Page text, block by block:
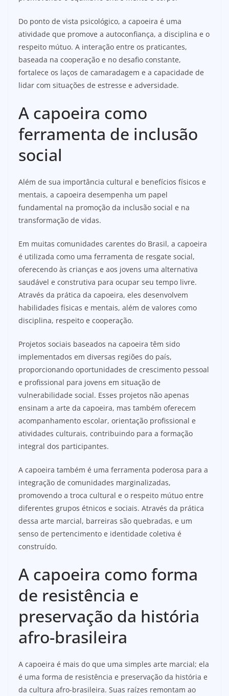
Do ponto de vista psicológico, a capoeira é uma
atividade que promove a autoconfiança, a disciplina e o
respeito mútuo. A interação entre os praticantes,
baseada na cooperação e no desafio constante,
fortalece os laços de camaradagem e a capacidade de
lidar com situações de estresse e adversidade.
A capoeira como
ferramenta de inclusão
social
Além de sua importância cultural e benefícios físicos e
mentais, a capoeira desempenha um papel
fundamental na promoção da inclusão social e na
transformação de vidas.
Em muitas comunidades carentes do Brasil, a capoeira
é utilizada como uma ferramenta de resgate social,
oferecendo às crianças e aos jovens uma alternativa
saudável e construtiva para ocupar seu tempo livre.
Através da prática da capoeira, eles desenvolvem
habilidades físicas e mentais, além de valores como
disciplina, respeito e cooperação.
Projetos sociais baseados na capoeira têm sido
implementados em diversas regiões do país,
proporcionando oportunidades de crescimento pessoal
e profissional para jovens em situação de
vulnerabilidade social. Esses projetos não apenas
ensinam a arte da capoeira, mas também oferecem
acompanhamento escolar, orientação profissional e
atividades culturais, contribuindo para a formação
integral dos participantes.
A capoeira também é uma ferramenta poderosa para a
integração de comunidades marginalizadas,
promovendo a troca cultural e o respeito mútuo entre
diferentes grupos étnicos e sociais. Através da prática
dessa arte marcial, barreiras são quebradas, e um
senso de pertencimento e identidade coletiva é
construído.
A capoeira como forma
de resistência e
preservação da história
afro-brasileira
A capoeira é mais do que uma simples arte marcial; ela
é uma forma de resistência e preservação da história e
da cultura afro-brasileira. Suas raízes remontam ao